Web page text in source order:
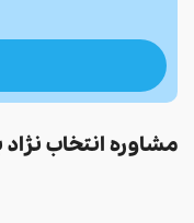
مشاوره انتخاب